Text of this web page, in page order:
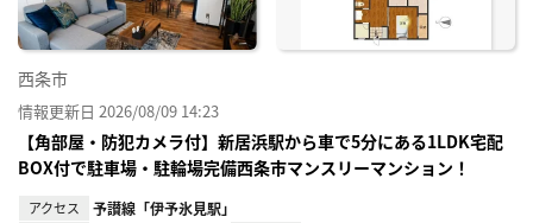
西条市
情報更新日 2026/08/09 14:23
【角部屋・防犯カメラ付】新居浜駅から車で5分にある1LDK宅配
BOX付で駐車場・駐輪場完備西条市マンスリーマンション！
アクセス 予讃線「伊予氷見駅」